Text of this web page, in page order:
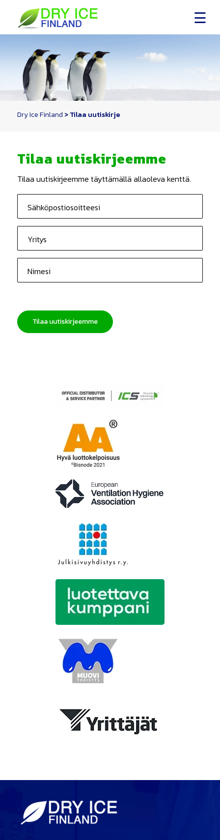
content
Dry Ice Finland >Tilaa uutiskirje
Tilaa uutiskirjeemme
Tilaa uutiskirjeemme täyttämällä allaoleva kenttä.
leave
this